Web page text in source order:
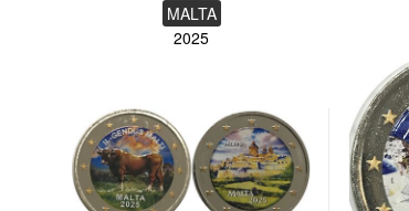
MALTA
2025